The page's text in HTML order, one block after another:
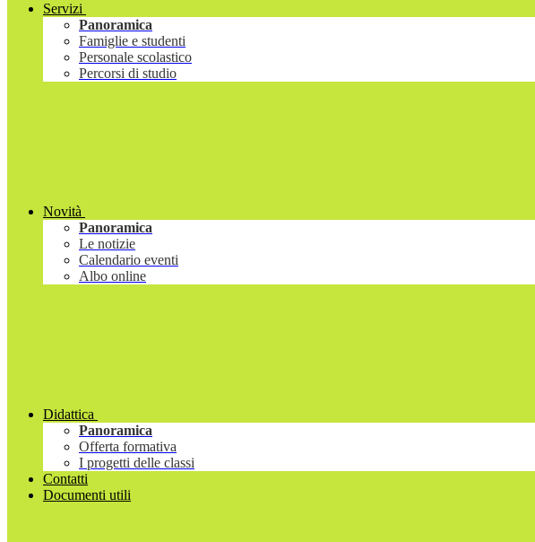
Servizi
Panoramica
Famiglie e studenti
Personale scolastico
Percorsi di studio
Novità
Panoramica
Le notizie
Calendario eventi
Albo online
Didattica
Panoramica
Offerta formativa
I progetti delle classi
Contatti
Documenti utili